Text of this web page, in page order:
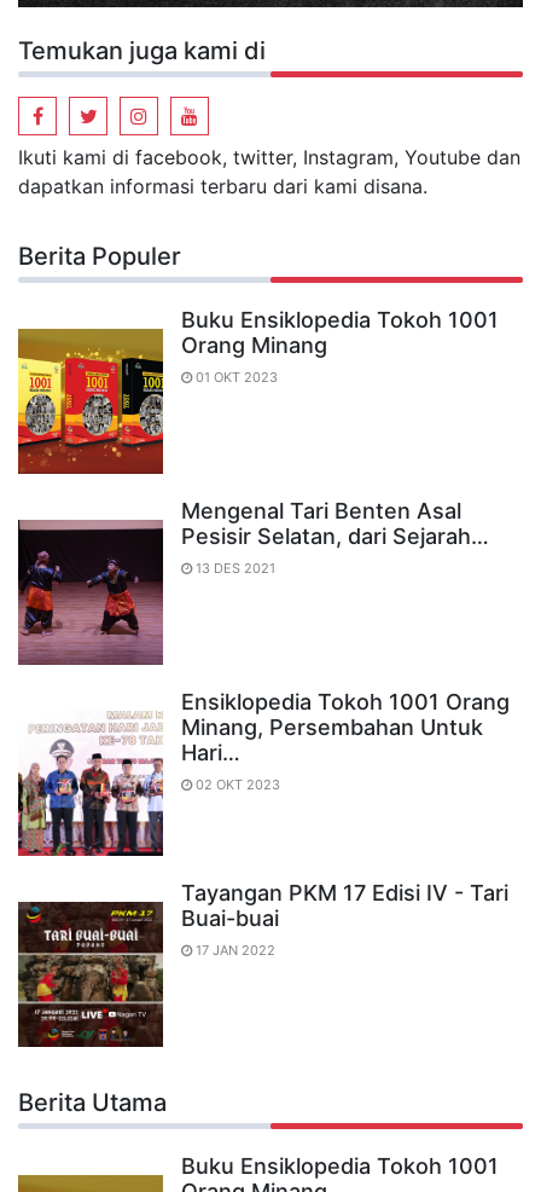
Temukan juga kami di
Ikuti kami di facebook, twitter, Instagram, Youtube dan
dapatkan informasi terbaru dari kami disana.
Berita Populer
Buku Ensiklopedia Tokoh 1001
Orang Minang
01 OKT 2023
Mengenal Tari Benten Asal
Pesisir Selatan, dari Sejarah…
13 DES 2021
Ensiklopedia Tokoh 1001 Orang
Minang, Persembahan Untuk
Hari…
02 OKT 2023
Tayangan PKM 17 Edisi IV - Tari
Buai-buai
17 JAN 2022
Berita Utama
Buku Ensiklopedia Tokoh 1001